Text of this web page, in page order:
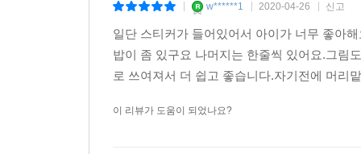
w******1 2020-04-26 신고
일단 스티커가 들어있어서 아이가 너무 좋아
밥이 좀 있구요 나머지는 한줄씩 있어요.그림
로 쓰여져서 더 쉽고 좋습니다.자기전에 머리
이 리뷰가 도움이 되었나요?